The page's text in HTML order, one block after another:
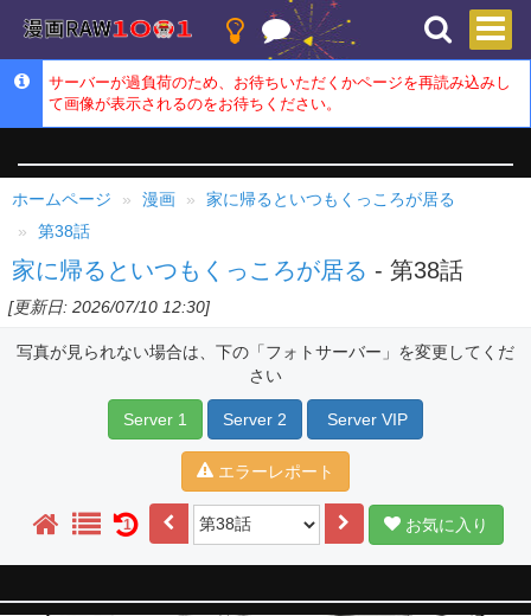
サーバーが過負荷のため、お待ちいただくかページを再読み込みし
て画像が表示されるのをお待ちください。
ホームページ 漫画
家に帰るといつもくっころが居る
第38話
家に帰るといつもくっころが居る - 第38話
[更新日: 2026/07/10 12:30]
写真が見られない場合は、下の「フォトサーバー」を変更してくだ
さい
Server 1 Server 2 Server VIP
エラーレポート
1 お気に入り